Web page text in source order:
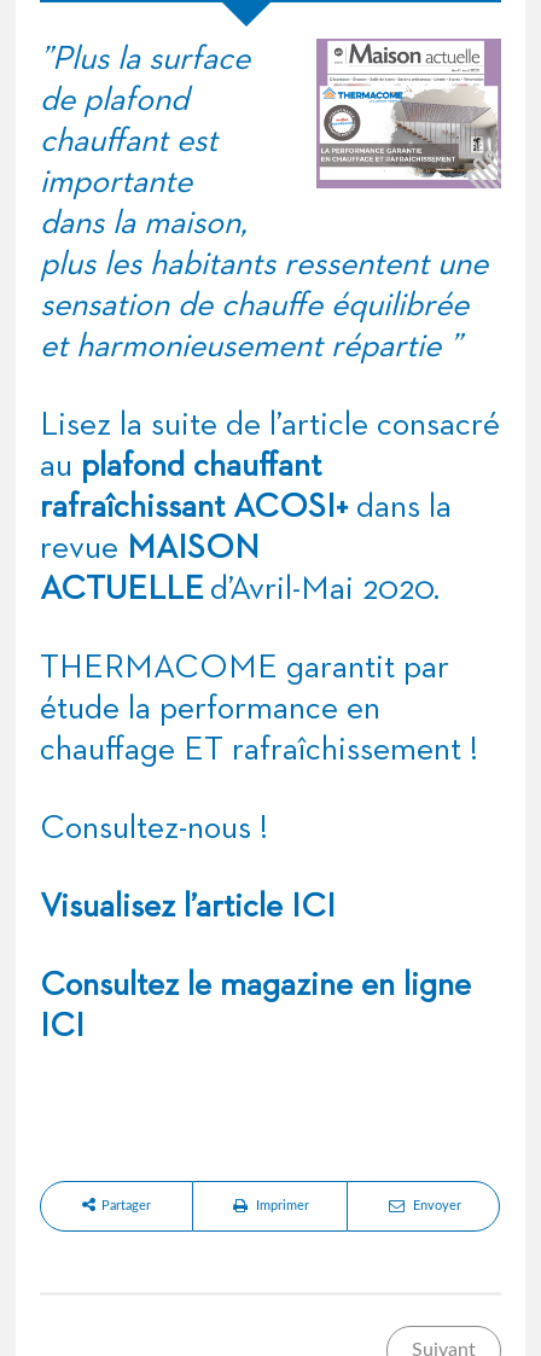
”Plus la surface
de plafond
chauffant est
importante
dans la maison,
plus les habitants ressentent une
sensation de chauffe équilibrée
et harmonieusement répartie ”
Lisez la suite de l’article consacré
au plafond chauffant
rafraîchissant ACOSI+dans la
revue MAISON
ACTUELLE d’Avril-Mai 2020.
THERMACOME garantit par
étude la performance en
chauffage ET rafraîchissement !
Consultez-nous !
Visualisez l’article ICI
Consultez le magazine en ligne
ICI
Partager Imprimer Envoyer
Suivant